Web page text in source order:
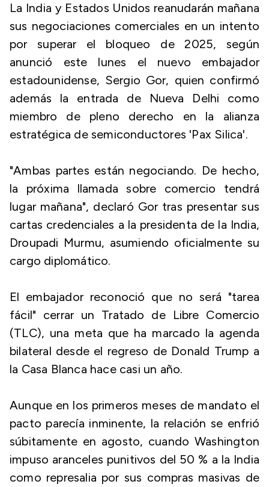
La India y Estados Unidos reanudarán mañana
sus negociaciones comerciales en un intento
por superar el bloqueo de 2025, según
anunció este lunes el nuevo embajador
estadounidense, Sergio Gor, quien confirmó
además la entrada de Nueva Delhi como
miembro de pleno derecho en la alianza
estratégica de semiconductores 'Pax Silica'.
"Ambas partes están negociando. De hecho,
la próxima llamada sobre comercio tendrá
lugar mañana", declaró Gor tras presentar sus
cartas credenciales a la presidenta de la India,
Droupadi Murmu, asumiendo oficialmente su
cargo diplomático.
El embajador reconoció que no será "tarea
fácil" cerrar un Tratado de Libre Comercio
(TLC), una meta que ha marcado la agenda
bilateral desde el regreso de Donald Trump a
la Casa Blanca hace casi un año.
Aunque en los primeros meses de mandato el
pacto parecía inminente, la relación se enfrió
súbitamente en agosto, cuando Washington
impuso aranceles punitivos del 50 % a la India
como represalia por sus compras masivas de